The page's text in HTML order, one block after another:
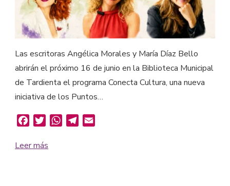
Las escritoras Angélica Morales y María Díaz Bello
abrirán el próximo 16 de junio en la Biblioteca Municipal
de Tardienta el programa Conecta Cultura, una nueva
iniciativa de los Puntos…
FacebookTwitterWhatsAppTelegram
Leer más